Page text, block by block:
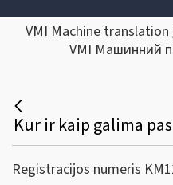
VMI Machine
VMI Машинний
Registracijos numeris